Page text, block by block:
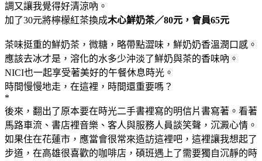
調又讓我覺得好清涼吶。
加了30元將檸檬紅茶換成木心鮮奶茶／80元，會員65元
茶味挺重的鮮奶茶，微糖，略帶點澀味，鮮奶奶香溫潤口感。
應該去冰才是，溶化的水多少沖淡了鮮奶與茶的香味吶。
NICI也一起享受著美好的午餐休息時光。
時間慢慢地走，在這裡，時間還重要嗎？
*
後來，翻出了原本要在時光二手書裡寫的明信片書寫著。看著
馬路車流、書店裡音樂、客人與服務人員談笑聲，沉澱心情。
如果住在花蓮市，應當會很常來造訪這裡吧，這裡讓我想起了
步道，在高雄很喜歡的咖啡店，碩班遇上了需要獨自沉靜的時